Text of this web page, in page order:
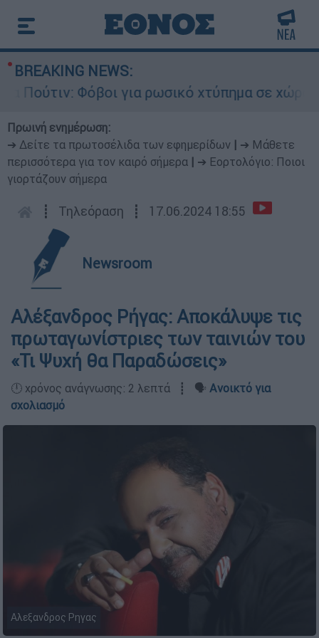
BREAKING NEWS:
Φόβοι για ρωσικό χτύπημα σε χώρα
Πρωινή ενημέρωση:
➔ Δείτε τα πρωτοσέλιδα των εφημερίδων
➔ Μάθετε
περισσότερα για τον καιρό σήμερα
➔ Εορτολόγιο: Ποιοι
γιορτάζουν σήμερα
┋ Τηλεόραση ┋ 17.06.2024 18:55
Newsroom
Αλέξανδρος Ρήγας: Αποκάλυψε τις
πρωταγωνίστριες των ταινιών του
«Τι Ψυχή θα Παραδώσεις»
🕛 χρόνος ανάγνωσης: 2 λεπτά ┋ 🗣️ Ανοικτό για
σχολιασμό
Αλεξανδρος Ρηγας